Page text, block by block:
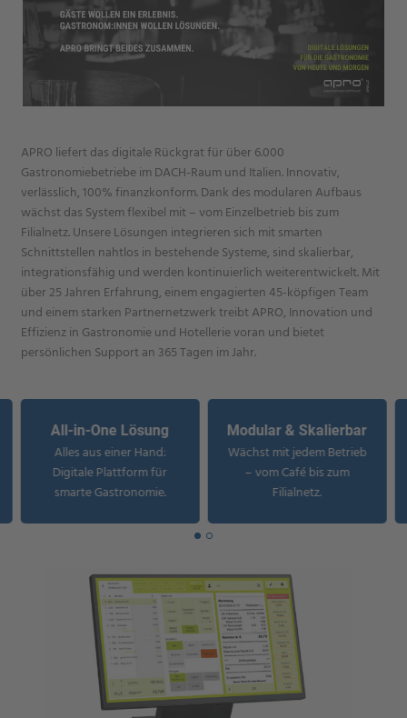
APRO liefert das digitale Rückgrat für über 6.000
Gastronomiebetriebe im DACH-Raum und Italien. Innovativ,
verlässlich, 100% finanzkonform. Dank des modularen Aufbaus
wächst das System flexibel mit – vom Einzelbetrieb bis zum
Filialnetz. Unsere Lösungen integrieren sich mit smarten
Schnittstellen nahtlos in bestehende Systeme, sind skalierbar,
integrationsfähig und werden kontinuierlich weiterentwickelt. Mit
über 25 Jahren Erfahrung, einem engagierten 45-köpfigen Team
und einem starken Partnernetzwerk treibt APRO, Innovation und
Effizienz in Gastronomie und Hotellerie voran und bietet
persönlichen Support an 365 Tagen im Jahr.
All-in-One Lösung
Alles aus einer Hand:
Digitale Plattform für
smarte Gastronomie.
Modular & Skalierbar
Wächst mit jedem Betrieb
– vom Café bis zum
Filialnetz.